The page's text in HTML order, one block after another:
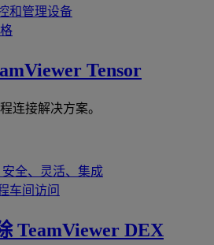
和管理设备
Tensor
连接解决方案。
安全、灵活、集成
车间访问
TeamViewer DEX